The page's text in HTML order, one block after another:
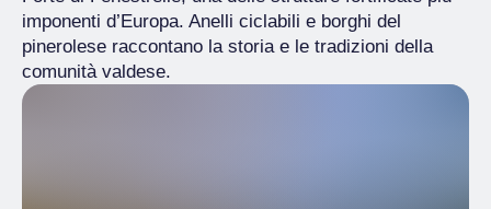
imponenti d’Europa. Anelli ciclabili e borghi del
pinerolese raccontano la storia e le tradizioni della
comunità valdese.